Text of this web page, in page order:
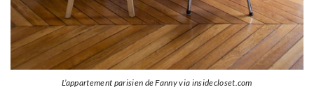
L’appartement parisien de Fanny via insidecloset.com